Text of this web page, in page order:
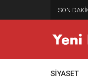
SON
SİYASET